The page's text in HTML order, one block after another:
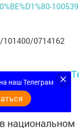
0714162
в
национальном
наш Телеграм